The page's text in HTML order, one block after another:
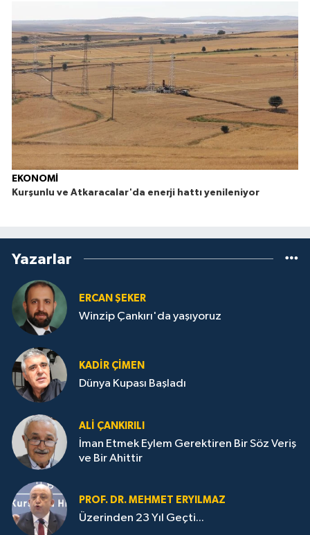
EKONOMİ
Kurşunlu ve Atkaracalar'da enerji hattı yenileniyor
Yazarlar
ERCAN ŞEKER
Winzip Çankırı'da yaşıyoruz
KADIR ÇIMEN
Dünya Kupası Başladı
ALI ÇANKIRILI
İman Etmek Eylem Gerektiren Bir Söz Veriş
ve Bir Ahittir
PROF. DR. MEHMET ERYILMAZ
Üzerinden 23 Yıl Geçti...